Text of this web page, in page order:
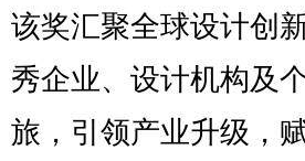
该奖汇聚全球设计创
秀企业、设计机构及
旅，引领产业升级，